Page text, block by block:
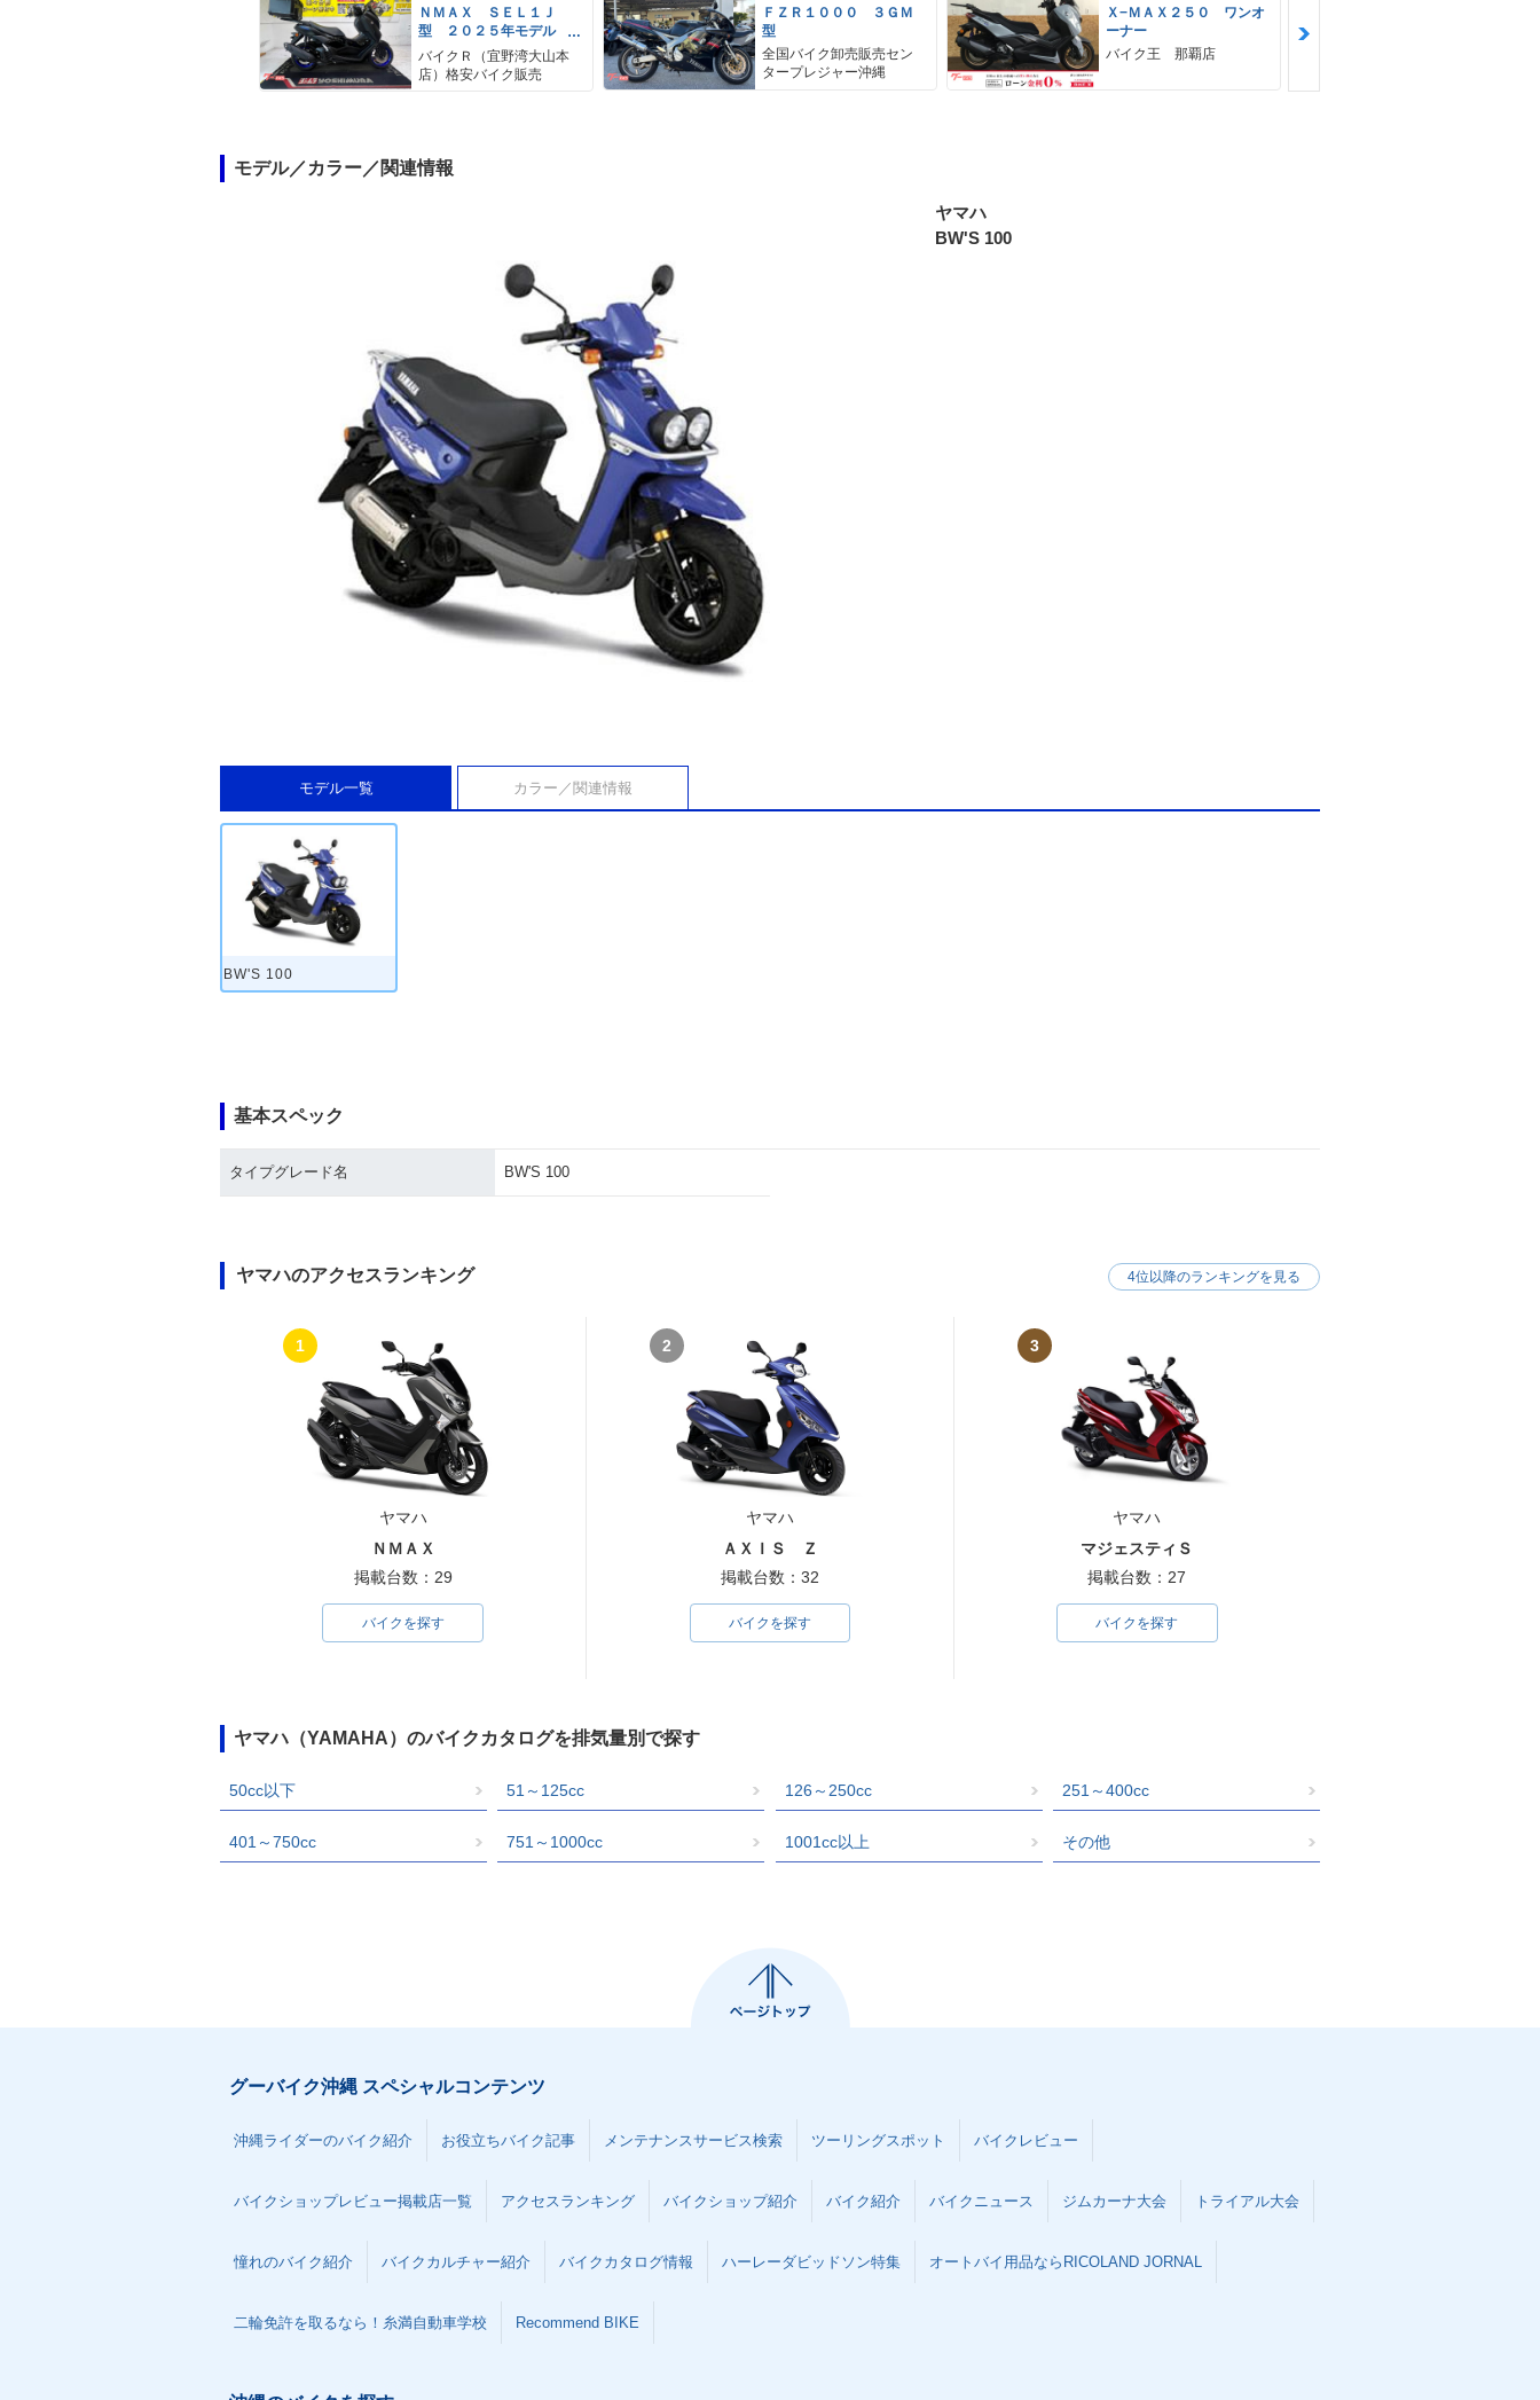
ＮＭＡＸ ＳＥＬ１Ｊ
型 ２０２５年モデル
ＡＢＳ キーレス リア
キャリア リアＢＯＸ
バイクＲ（宜野湾大山本
店）格安バイク販売
ＦＺＲ１０００ ３ＧＭ
型
全国バイク卸売販売セン
タープレジャー沖縄
Ｘ−ＭＡＸ２５０ ワンオ
ーナー
バイク王 那覇店
モデル／カラー／関連情報
ヤマハ
BW'S 100
モデル一覧 カラー／関連情報
BW'S 100
基本スペック
タイプグレード名 BW'S 100
ヤマハのアクセスランキング
1
ヤマハ
ＮＭＡＸ
掲載台数：29
バイクを探す
2
ヤマハ
ＡＸＩＳ Ｚ
掲載台数：32
バイクを探す
3
ヤマハ
マジェスティＳ
掲載台数：27
バイクを探す
4位以降のランキングを見る
ヤマハ（YAMAHA）のバイクカタログを排気量別で探す
50cc以下 51～125cc 126～250cc 251～400cc
401～750cc 751～1000cc 1001cc以上 その他
グーバイク沖縄 スペシャルコンテンツ
沖縄ライダーのバイク紹介 お役立ちバイク記事 メンテナンスサービス検索 ツーリングスポット バイクレビュー
バイクショップレビュー掲載店一覧 アクセスランキング バイクショップ紹介 バイク紹介 バイクニュース ジムカーナ大会 トライアル大会
憧れのバイク紹介 バイクカルチャー紹介 バイクカタログ情報 ハーレーダビッドソン特集 オートバイ用品ならRICOLAND JORNAL
二輪免許を取るなら！糸満自動車学校 Recommend BIKE